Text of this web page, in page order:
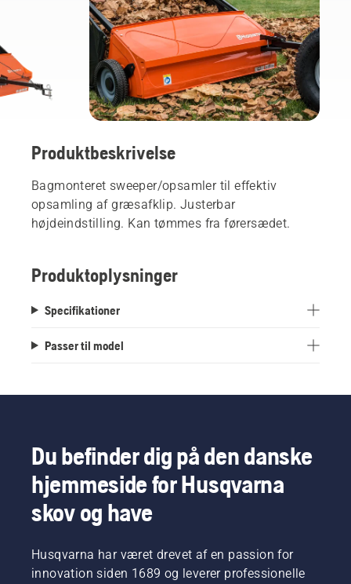
Produktbeskrivelse
Bagmonteret sweeper/opsamler til effektiv
opsamling af græsafklip. Justerbar
højdeindstilling. Kan tømmes fra førersædet.
Produktoplysninger
Specifikationer
Passer til model
Du befinder dig på den danske
hjemmeside for Husqvarna
skov og have
Husqvarna har været drevet af en passion for
innovation siden 1689 og leverer professionelle